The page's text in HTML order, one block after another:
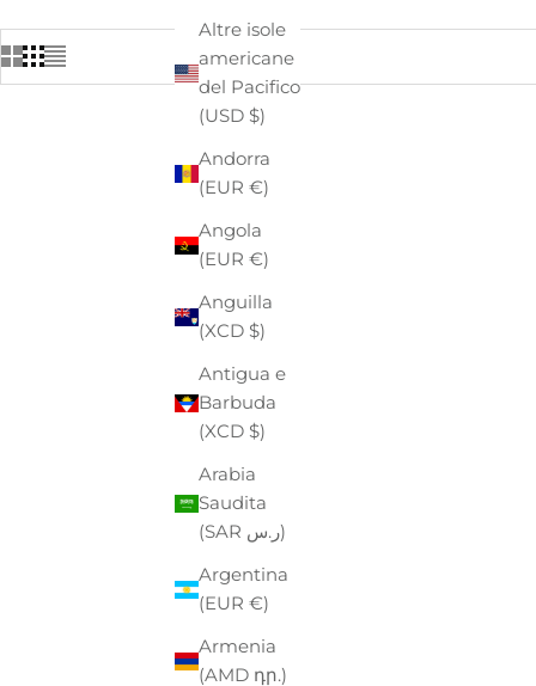
Altre isole
americane
del Pacifico
(USD $)
Andorra
(EUR €)
Angola
(EUR €)
Anguilla
(XCD $)
Antigua e
Barbuda
(XCD $)
Arabia
Saudita
(SAR ر.س)
Argentina
(EUR €)
Armenia
(AMD դր.)
SOCKS BURGER AND FRIES
CALZA UOMO